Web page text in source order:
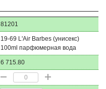
81201
19-69 L'Air Barbes (унисекс)
100ml парфюмерная вода
6 715.80